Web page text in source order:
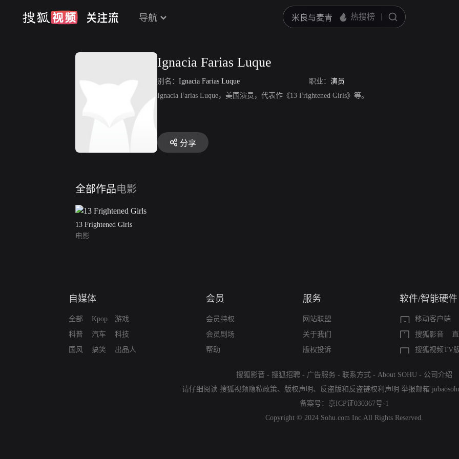
导航
Ignacia Farias Luque
别名： Ignacia Farias Luque 职业： 演员
Ignacia Farias Luque，美国演员，代表作《13 Frightened Girls》等。
分享
全部作品电影
13 Frightened Girls
电影
自媒体
全部
科普
国风
Kpop
汽车
搞笑
游戏
科技
出品人
会员
会员特权
会员剧场
帮助
服务
网站联盟
关于我们
版权投诉
软件/智能硬件
移动客户端
搜狐影音
搜狐视频TV
搜狐影音 - 搜狐招聘 - 广告服务 - 联系方式 - About SOHU - 公司介绍
请仔细阅读 搜狐视频隐私政策、 版权声明 、 反盗版和反盗链权利声明 举报邮箱
备案号： 京ICP证030367号-1
Copyright © 2024 Sohu.com Inc.All Rights Reserved.